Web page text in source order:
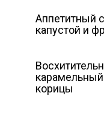
Аппетитный
капустой и
корицы